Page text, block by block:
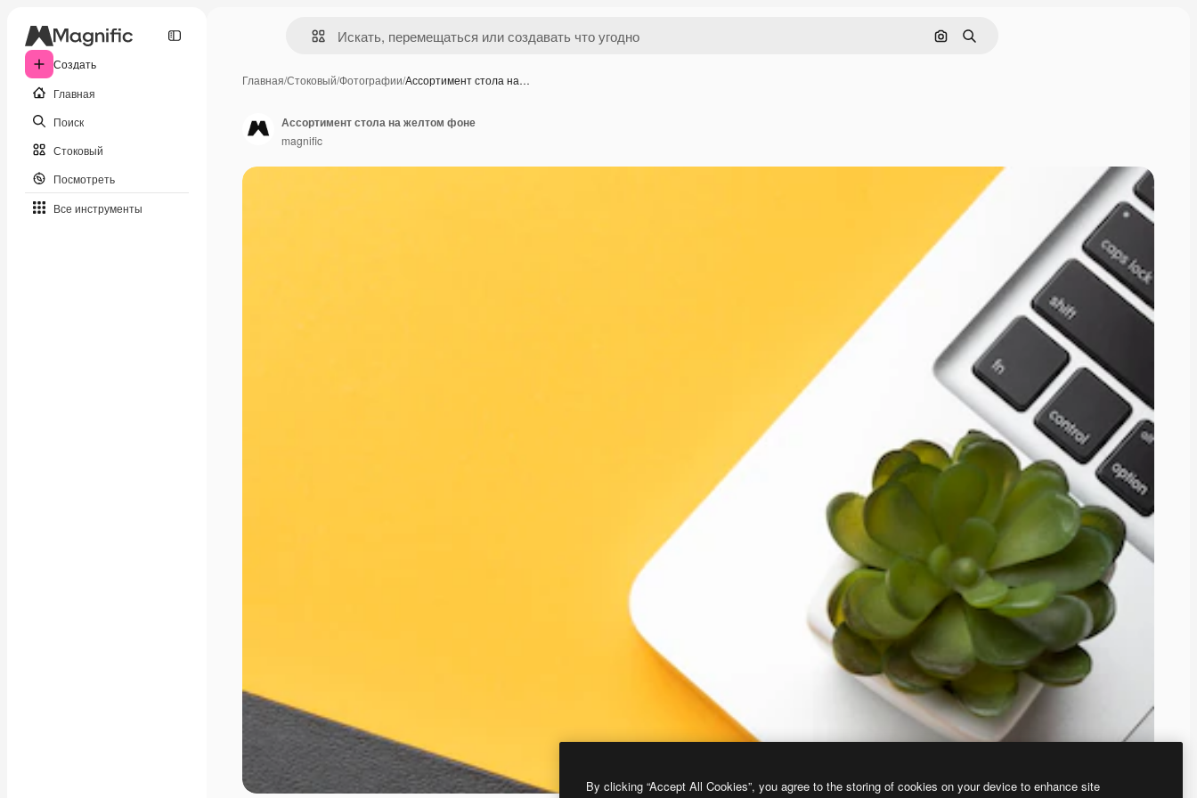
Создать
Главная
Поиск
Стоковый
Посмотреть
Все инструменты
Поиск по изображению
Поиск
Главная/Стоковый/Фотографии/Ассортимент стола на…
Ассортимент стола на желтом фоне
magnific
By clicking “Accept All Cookies”, you agree to the storing of cookies on your device to enhance site